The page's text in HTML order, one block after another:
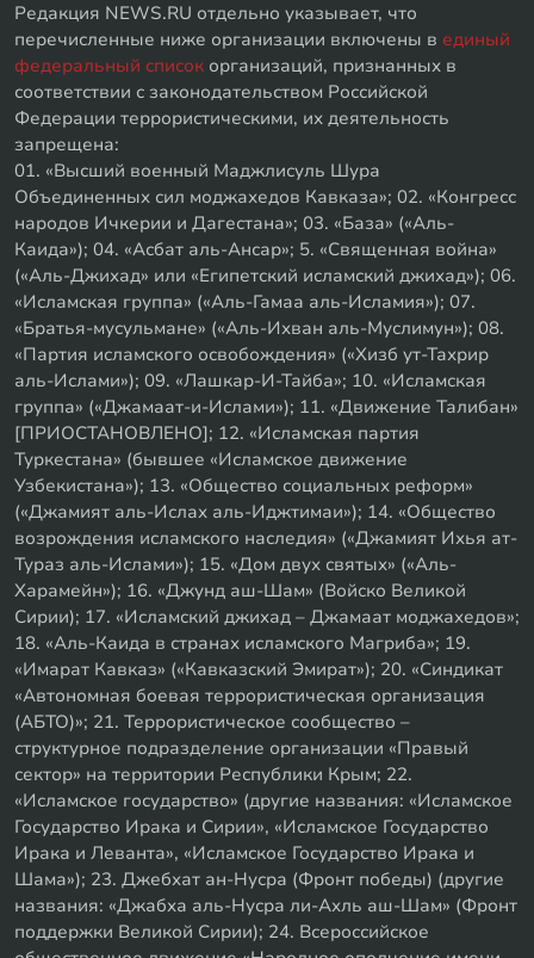
Редакция NEWS.RU отдельно указывает, что
перечисленные ниже организации включены в единый
федеральный список организаций, признанных в
соответствии с законодательством Российской
Федерации террористическими, их деятельность
запрещена:
01. «Высший военный Маджлисуль Шура
Объединенных сил моджахедов Кавказа»; 02. «Конгресс
народов Ичкерии и Дагестана»; 03. «База» («Аль-
Каида»); 04. «Асбат аль-Ансар»; 5. «Священная война»
(«Аль-Джихад» или «Египетский исламский джихад»); 06.
«Исламская группа» («Аль-Гамаа аль-Исламия»); 07.
«Братья-мусульмане» («Аль-Ихван аль-Муслимун»); 08.
«Партия исламского освобождения» («Хизб ут-Тахрир
аль-Ислами»); 09. «Лашкар-И-Тайба»; 10. «Исламская
группа» («Джамаат-и-Ислами»); 11. «Движение Талибан»
[ПРИОСТАНОВЛЕНО]; 12. «Исламская партия
Туркестана» (бывшее «Исламское движение
Узбекистана»); 13. «Общество социальных реформ»
(«Джамият аль-Ислах аль-Иджтимаи»); 14. «Общество
возрождения исламского наследия» («Джамият Ихья ат-
Тураз аль-Ислами»); 15. «Дом двух святых» («Аль-
Харамейн»); 16. «Джунд аш-Шам» (Войско Великой
Сирии); 17. «Исламский джихад – Джамаат моджахедов»;
18. «Аль-Каида в странах исламского Магриба»; 19.
«Имарат Кавказ» («Кавказский Эмират»); 20. «Синдикат
«Автономная боевая террористическая организация
(АБТО)»; 21. Террористическое сообщество –
структурное подразделение организации «Правый
сектор» на территории Республики Крым; 22.
«Исламское государство» (другие названия: «Исламское
Государство Ирака и Сирии», «Исламское Государство
Ирака и Леванта», «Исламское Государство Ирака и
Шама»); 23. Джебхат ан-Нусра (Фронт победы) (другие
названия: «Джабха аль-Нусра ли-Ахль аш-Шам» (Фронт
поддержки Великой Сирии); 24. Всероссийское